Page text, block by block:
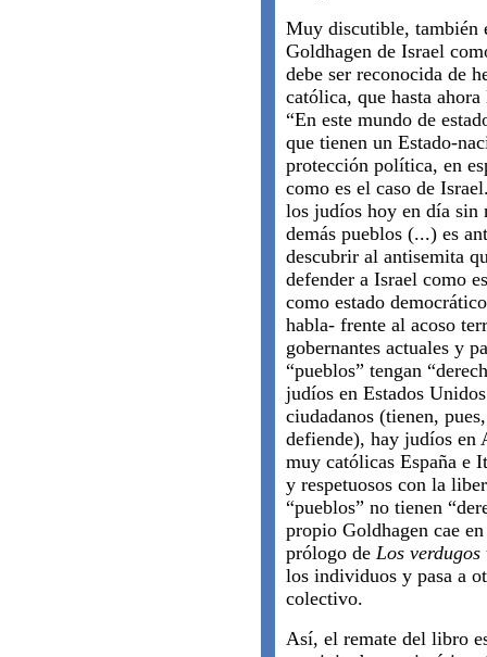
Muy discutible, también
Goldhagen de Israel
debe ser reconocida de
católica, que hasta
“En este mundo de
que tienen un Estado-
protección política, en
como es el caso de
los judíos hoy en día sin
demás pueblos (...) es
descubrir al antisemita
defender a Israel como
como estado
habla- frente al acoso
gobernantes actuales y
“pueblos” tengan
judíos en Estados
ciudadanos (tienen,
defiende), hay judíos en
muy católicas España e
y respetuosos con la
“pueblos” no tienen
propio Goldhagen cae
prólogo de Los
los individuos y pasa a
colectivo.
Así, el remate del libro